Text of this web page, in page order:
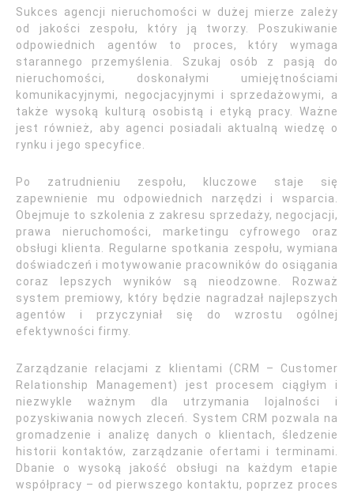
Sukces agencji nieruchomości w dużej mierze zależy
od jakości zespołu, który ją tworzy. Poszukiwanie
odpowiednich agentów to proces, który wymaga
starannego przemyślenia. Szukaj osób z pasją do
nieruchomości, doskonałymi umiejętnościami
komunikacyjnymi, negocjacyjnymi i sprzedażowymi, a
także wysoką kulturą osobistą i etyką pracy. Ważne
jest również, aby agenci posiadali aktualną wiedzę o
rynku i jego specyfice.
Po zatrudnieniu zespołu, kluczowe staje się
zapewnienie mu odpowiednich narzędzi i wsparcia.
Obejmuje to szkolenia z zakresu sprzedaży, negocjacji,
prawa nieruchomości, marketingu cyfrowego oraz
obsługi klienta. Regularne spotkania zespołu, wymiana
doświadczeń i motywowanie pracowników do osiągania
coraz lepszych wyników są nieodzowne. Rozważ
system premiowy, który będzie nagradzał najlepszych
agentów i przyczyniał się do wzrostu ogólnej
efektywności firmy.
Zarządzanie relacjami z klientami (CRM – Customer
Relationship Management) jest procesem ciągłym i
niezwykle ważnym dla utrzymania lojalności i
pozyskiwania nowych zleceń. System CRM pozwala na
gromadzenie i analizę danych o klientach, śledzenie
historii kontaktów, zarządzanie ofertami i terminami.
Dbanie o wysoką jakość obsługi na każdym etapie
współpracy – od pierwszego kontaktu, poprzez proces